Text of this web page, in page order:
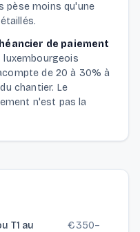
pèse moins qu'une
de paiement
luxembourgeois
de 20 à 30% à
chantier. Le
n'est pas la
T1 au
€350–